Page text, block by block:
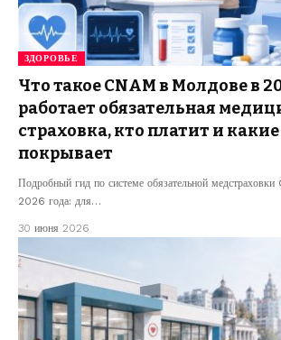
ЗДОРОВЬЕ
Что такое CNAM в Молдове в
работает обязательная
страховка, кто платит и
покрывает
Подробный гид по системе обязательной
2026 года: для…
30 июня 2026